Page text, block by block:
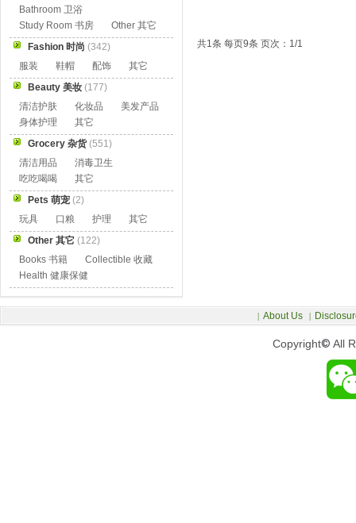
共1条 每页9条 页次：1/1
Bathroom 卫浴
Study Room 书房
Other 其它
Fashion 时尚 (342)
服装
鞋帽 配饰
其它
Beauty 美妆 (177)
清洁护肤
化妆品
美发产品
身体护理
其它
Grocery 杂货(551)
清洁用品
消毒卫生
吃吃喝喝
其它
Pets 萌宠 (2)
玩具
口粮 护理
其它
Other 其它 (122)
Books 书籍
Collectible 收藏
Health 健康保健
Copyright© All
| About Us |